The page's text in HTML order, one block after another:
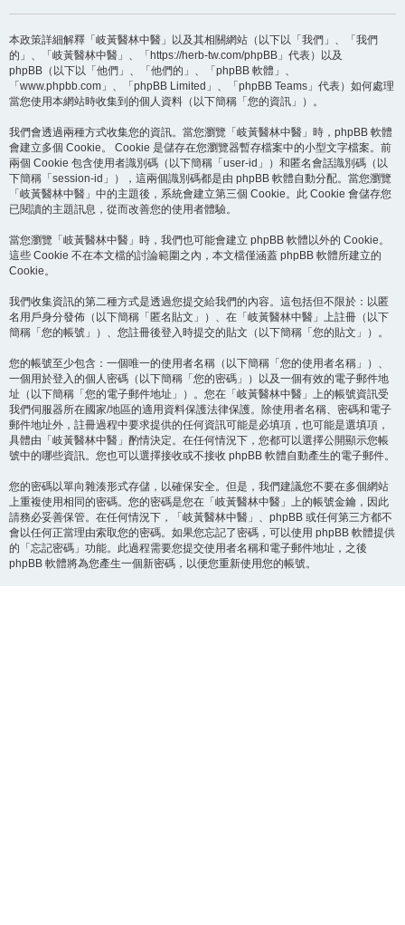
本政策詳細解釋「岐黃醫林中醫」以及其相關網站（以下以「我們」、「我們
的」、「岐黃醫林中醫」、「https://herb-tw.com/phpBB」代表）以及
phpBB（以下以「他們」、「他們的」、「phpBB 軟體」、
「www.phpbb.com」、「phpBB Limited」、「phpBB Teams」代表）如何處理
當您使用本網站時收集到的個人資料（以下簡稱「您的資訊」）。
我們會透過兩種方式收集您的資訊。當您瀏覽「岐黃醫林中醫」時，phpBB 軟體
會建立多個 Cookie。 Cookie 是儲存在您瀏覽器暫存檔案中的小型文字檔案。前
兩個 Cookie 包含使用者識別碼（以下簡稱「user-id」）和匿名會話識別碼（以
下簡稱「session-id」），這兩個識別碼都是由 phpBB 軟體自動分配。當您瀏覽
「岐黃醫林中醫」中的主題後，系統會建立第三個 Cookie。此 Cookie 會儲存您
已閱讀的主題訊息，從而改善您的使用者體驗。
當您瀏覽「岐黃醫林中醫」時，我們也可能會建立 phpBB 軟體以外的 Cookie。
這些 Cookie 不在本文檔的討論範圍之內，本文檔僅涵蓋 phpBB 軟體所建立的
Cookie。
我們收集資訊的第二種方式是透過您提交給我們的內容。這包括但不限於：以匿
名用戶身分發佈（以下簡稱「匿名貼文」）、在「岐黃醫林中醫」上註冊（以下
簡稱「您的帳號」）、您註冊後登入時提交的貼文（以下簡稱「您的貼文」）。
您的帳號至少包含：一個唯一的使用者名稱（以下簡稱「您的使用者名稱」）、
一個用於登入的個人密碼（以下簡稱「您的密碼」）以及一個有效的電子郵件地
址（以下簡稱「您的電子郵件地址」）。您在「岐黃醫林中醫」上的帳號資訊受
我們伺服器所在國家/地區的適用資料保護法律保護。除使用者名稱、密碼和電子
郵件地址外，註冊過程中要求提供的任何資訊可能是必填項，也可能是選填項，
具體由「岐黃醫林中醫」酌情決定。在任何情況下，您都可以選擇公開顯示您帳
號中的哪些資訊。您也可以選擇接收或不接收 phpBB 軟體自動產生的電子郵件。
您的密碼以單向雜湊形式存儲，以確保安全。但是，我們建議您不要在多個網站
上重複使用相同的密碼。您的密碼是您在「岐黃醫林中醫」上的帳號金鑰，因此
請務必妥善保管。在任何情況下，「岐黃醫林中醫」、phpBB 或任何第三方都不
會以任何正當理由索取您的密碼。如果您忘記了密碼，可以使用 phpBB 軟體提供
的「忘記密碼」功能。此過程需要您提交使用者名稱和電子郵件地址，之後
phpBB 軟體將為您產生一個新密碼，以便您重新使用您的帳號。